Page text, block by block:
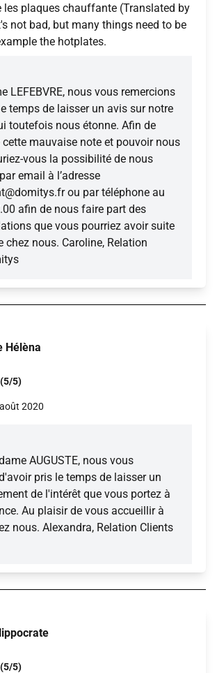
les plaques chauffante (Translated by
not bad, but many things need to be
the hotplates.
LEFEBVRE, nous vous remercions
temps de laisser un avis sur notre
toutefois nous étonne. Afin de
mauvaise note et pouvoir nous
vous la possibilité de nous
email à l’adresse
ou par téléphone au
afin de nous faire part des
que vous pourriez avoir suite
chez nous. Caroline, Relation
Hélèna
(5/5)
2020
AUGUSTE, nous vous
pris le temps de laisser un
de l'intérêt que vous portez à
Au plaisir de vous accueillir à
nous. Alexandra, Relation Clients
(5/5)